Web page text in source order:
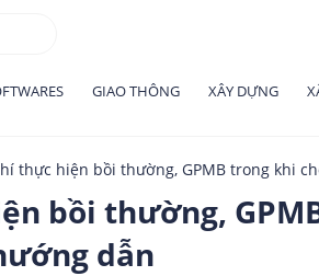
GIAO THÔNG XÂY DỰNG
thực hiện bồi thường, GPMB trong khi
bồi thường,
dẫn